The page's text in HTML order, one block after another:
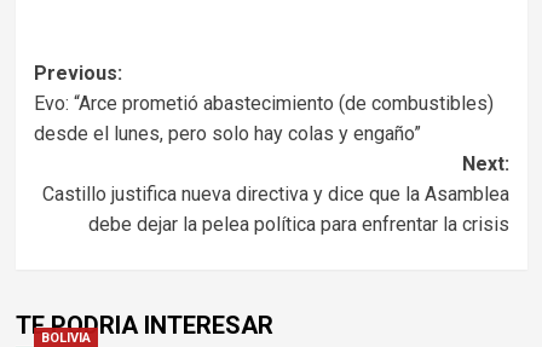
Navegación
de
entradas
Previous:
Evo: “Arce prometió abastecimiento (de combustibles)
desde el lunes, pero solo hay colas y engaño”
Next:
Castillo justifica nueva directiva y dice que la Asamblea
debe dejar la pelea política para enfrentar la crisis
TE PODRIA INTERESAR
BOLIVIA